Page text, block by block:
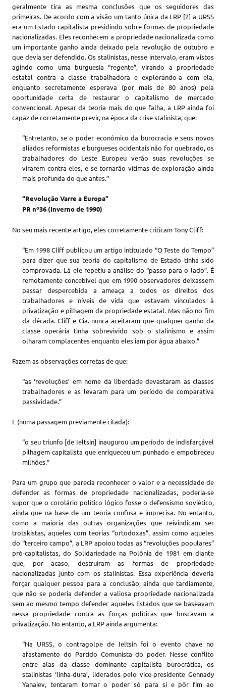
geralmente tira as mesma conclusões que os seguidores das
primeiras. De acordo com a visão um tanto única da LRP [2] a URSS
era um Estado capitalista presidindo sobre formas de propriedade
nacionalizadas. Eles reconhecem a propriedade nacionalizada como
um importante ganho ainda deixado pela revolução de outubro e
que devia ser defendido. Os stalinistas, nesse intervalo, eram vistos
agindo como uma burguesia “regente”, virando a propriedade
estatal contra a classe trabalhadora e explorando-a com ela,
enquanto secretamente esperava (por mais de 80 anos) pela
oportunidade certa de restaurar o capitalismo de mercado
convencional. Apesar da teoria mais do que falha, a LRP ainda foi
capaz de corretamente previr, na época da crise stalinista, que:
“Entretanto, se o poder econômico da burocracia e seus novos
aliados reformistas e burgueses ocidentais não for quebrado, os
trabalhadores do Leste Europeu verão suas revoluções se
virarem contra eles, e se tornarão vítimas de exploração ainda
mais profunda do que antes.”
“Revolução Varre a Europa”
PR nº36 (Inverno de 1990)
No seu mais recente artigo, eles corretamente criticam Tony Cliff:
“Em 1998 Cliff publicou um artigo intitulado “O Teste do Tempo”
para dizer que sua teoria do capitalismo de Estado tinha sido
comprovada. Lá ele repetiu a análise do “passo para o lado”. É
remotamente concebível que em 1990 observadores deixassem
passar despercebida a ameaça a todos os direitos dos
trabalhadores e níveis de vida que estavam vinculados à
privatização e pilhagem da propriedade estatal. Mas não no fim
da década. Cliff e Cia. nunca aceitaram que qualquer ganho da
classe operária tinha sobrevivido sob o stalinismo e assim
olharam complacentes enquanto eles iam por água abaixo.”
Fazem as observações corretas de que:
“as ‘revoluções’ em nome da liberdade devastaram as classes
trabalhadores e as levaram para um período de comparativa
passividade.”
E (numa passagem previamente citada):
“o seu triunfo [de Ieltsin] inaugurou um período de indisfarçável
pilhagem capitalista que enriqueceu um punhado e empobreceu
milhões.”
Para um grupo que parecia reconhecer o valor e a necessidade de
defender as formas de propriedade nacionalizadas, poderia-se
supor que o corolário político lógico fosse o defensismo soviético,
ainda que na base de um teoria confusa e imprecisa. No entanto,
como a maioria das outras organizações que reivindicam ser
trotskistas, aqueles com teorias “ortodoxas”, assim como aqueles
do “terceiro campo”, a LRP apoiou todas as “revoluções populares”
pró-capitalistas, do Solidariedade na Polônia de 1981 em diante
que, por acaso, destruíram as formas de propriedade
nacionalizadas junto com os stalinistas. Essa experiência deveria
forçar qualquer pessoa para a conclusão, ainda que tardiamente,
que não se poderia defender a valiosa propriedade nacionalizada
sem ao mesmo tempo defender aqueles Estados que se baseavam
nessa propriedade contra as forças políticas que buscavam a
privatização. No entanto, a LRP ainda argumenta:
“Na URSS, o contragolpe de Ieltsin foi o evento chave no
afastamento do Partido Comunista do poder. Nesse conflito
entre alas da classe dominante capitalista burocrática, os
stalinistas ‘linha-dura’, liderados pelo vice-presidente Gennady
Yanaiev, tentaram tomar o poder só para si e pôr fim ao